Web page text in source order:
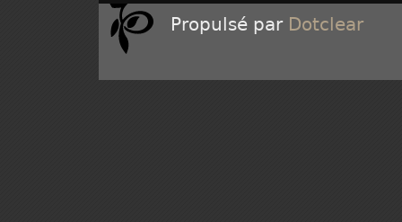
Propulsé par Dotclear